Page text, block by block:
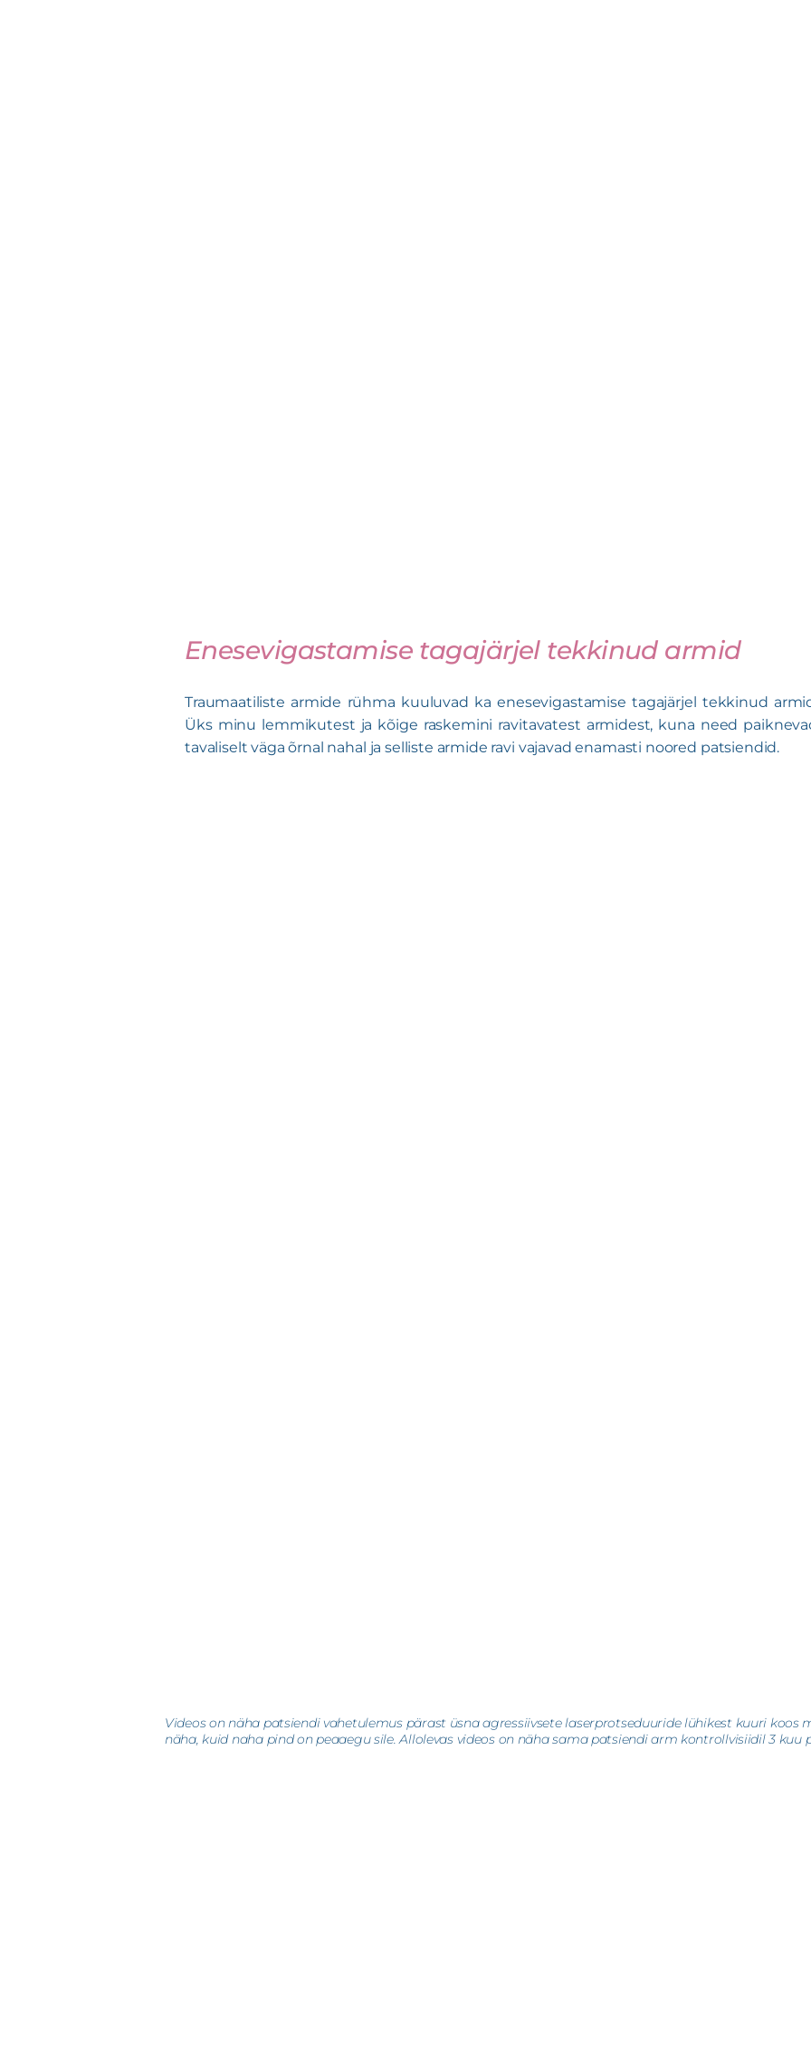
Enesevigastamise tagajärjel tekkinud armid
Traumaatiliste armide rühma kuuluvad ka enesevigastamise tagajärjel tekkinud
Üks minu lemmikutest ja kõige raskemini ravitavatest armidest, kuna need
tavaliselt väga õrnal nahal ja selliste armide ravi vajavad enamasti noored patsiendid.
Videos on näha patsiendi vahetulemus pärast üsna agressiivsete laserprotseduuride lühikest kuuri koos
näha, kuid naha pind on peaaegu sile. Allolevas videos on näha sama patsiendi arm kontrollvisiidil 3 kuu